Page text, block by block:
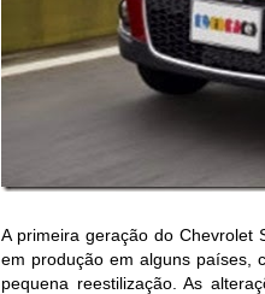
A primeira geração do Chevrolet
em produção em alguns países,
pequena reestilização. As